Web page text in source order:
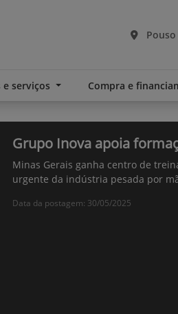
e serviços Compra e
Grupo Inova apoia
Minas Gerais ganha centro de
urgente da indústria pesada por
Data da postagem: 30/05/2025